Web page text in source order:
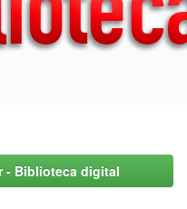
- Biblioteca digital